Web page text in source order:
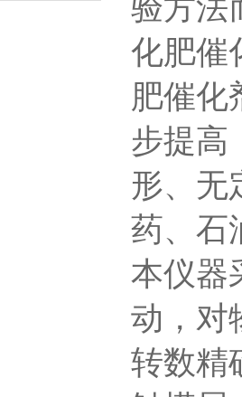
验方法
化肥催
肥催化
步提高
形、无
药、石
本仪器
动，对
转数精